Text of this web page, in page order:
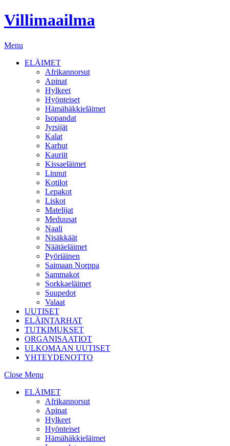
Skip
to
Villimaailma
Menu
ELÄIMET
Afrikannorsut
Apinat
Hylkeet
Hyönteiset
Hämähäkkieläimet
Isopandat
Jyrsijät
Kalat
Karhut
Kauriit
Kissaeläimet
Linnut
Kotilot
Lepakot
Liskot
Matelijat
Meduusat
Naali
Nisäkkäät
Näätäeläimet
Pyöriäinen
Saimaan Norppa
Sammakot
Sorkkaeläimet
Suupedot
Valaat
UUTISET
ELÄINTARHAT
TUTKIMUKSET
ORGANISAATIOT
ULKOMAAN UUTISET
YHTEYDENOTTO
Close Menu
ELÄIMET
Afrikannorsut
Apinat
Hylkeet
Hyönteiset
Hämähäkkieläimet